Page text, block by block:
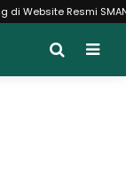
di Website Resmi